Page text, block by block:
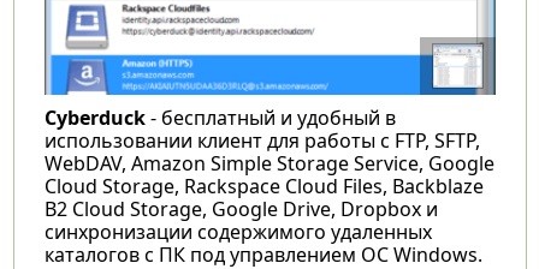
Cyberduck- бесплатный и удобный в
использовании клиент для работы с FTP, SFTP,
WebDAV, Amazon Simple Storage Service, Google
Cloud Storage, Rackspace Cloud Files, Backblaze
B2 Cloud Storage, Google Drive, Dropbox и
синхронизации содержимого удаленных
каталогов с ПК под управлением ОС Windows.